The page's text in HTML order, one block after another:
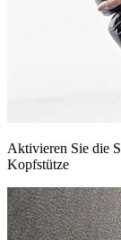
Aktivieren Sie die
Kopfstütze